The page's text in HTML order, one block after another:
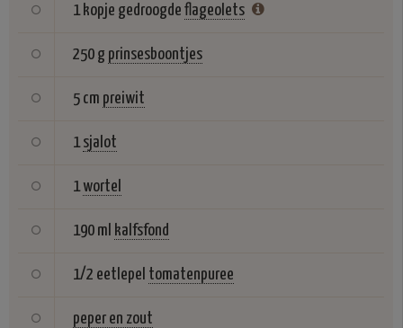
1 kopje gedroogde flageolets
250 g prinsesboontjes
5 cm preiwit
1 sjalot
1 wortel
190 ml kalfsfond
1/2 eetlepel tomatenpuree
peper en zout